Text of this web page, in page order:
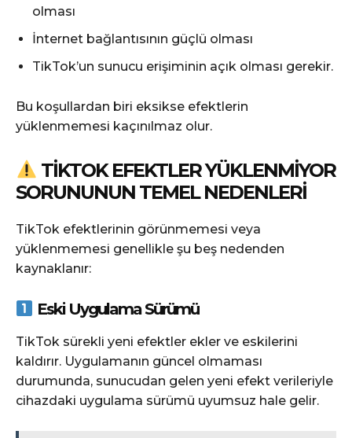
olması
İnternet bağlantısının güçlü olması
TikTok’un sunucu erişiminin açık olması gerekir.
Bu koşullardan biri eksikse efektlerin
yüklenmemesi kaçınılmaz olur.
TIKTOK EFEKTLER YÜKLENMIYOR
SORUNUNUN TEMEL NEDENLERI
TikTok efektlerinin görünmemesi veya
yüklenmemesi genellikle şu beş nedenden
kaynaklanır:
Eski Uygulama Sürümü
TikTok sürekli yeni efektler ekler ve eskilerini
kaldırır. Uygulamanın güncel olmaması
durumunda, sunucudan gelen yeni efekt verileriyle
cihazdaki uygulama sürümü uyumsuz hale gelir.